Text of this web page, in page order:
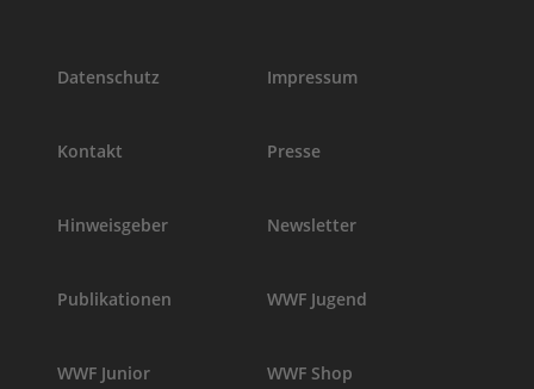
Datenschutz Impressum
Kontakt Presse
Hinweisgeber Newsletter
Publikationen WWF Jugend
WWF Junior WWF Shop